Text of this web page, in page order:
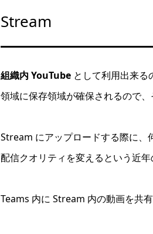
Stream
組織内 YouTube として利用出来
領域に保存領域が確保されるので
Stream にアップロードする際に、
配信クオリティを変えるという近
Teams 内に Stream 内の動画を共